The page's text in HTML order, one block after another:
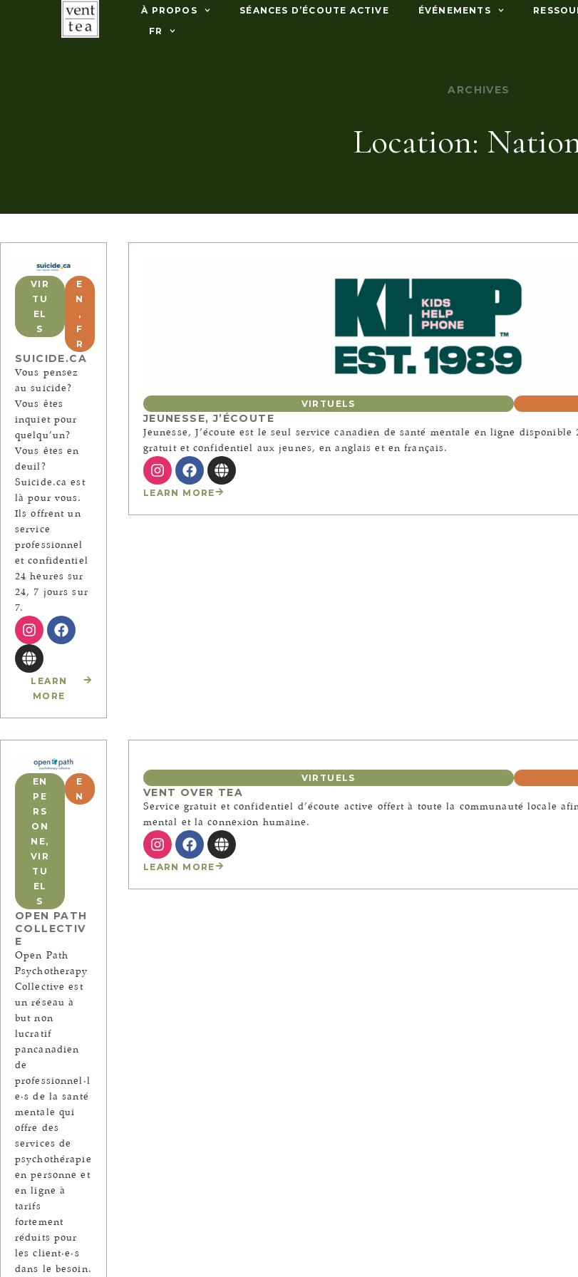
À PROPOS SÉANCES D’ÉCOUTE ACTIVE ÉVÉNEMENTS
FR
ARCHIVES
Location:
VIR
TU
EL
S
E
N
,
F
R
SUICIDE.CA
Vous pensez
au suicide?
Vous êtes
inquiet pour
quelqu’un?
Vous êtes en
deuil?
Suicide.ca est
là pour vous.
Ils offrent un
service
professionnel
et confidentiel
24 heures sur
24, 7 jours sur
7.
LEARN
MORE
VIRTUELS
JEUNESSE, J’ÉCOUTE
Jeunesse, J’écoute est le seul service canadien de santé mentale en ligne
gratuit et confidentiel aux jeunes, en anglais et en français.
LEARN MORE
EN
PE
RS
ON
NE,
VIR
TU
EL
S
E
N
OPEN PATH
COLLECTIV
E
Open Path
Psychotherapy
Collective est
un réseau à
but non
lucratif
pancanadien
de
professionnel·l
e·s de la santé
mentale qui
offre des
services de
psychothérapie
en personne et
en ligne à
tarifs
fortement
réduits pour
les client·e·s
dans le besoin.
VIRTUELS
VENT OVER TEA
Service gratuit et confidentiel d’écoute active offert à toute la communauté locale
mental et la connexion humaine.
LEARN MORE